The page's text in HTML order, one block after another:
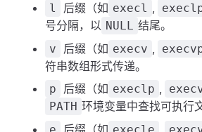
l 后缀（如 execl ,
号分隔，以 NULL 结尾。
v 后缀（如 execv ,
符串数组形式传递。
p 后缀（如 execlp ,
PATH 环境变量中查找可执行
后缀（如 ,